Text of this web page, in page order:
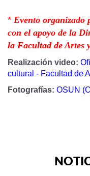
* Evento organizado
con el apoyo de la
la Facultad de Artes
Realización video:
cultural - Facultad de
Fotografías: OSUN